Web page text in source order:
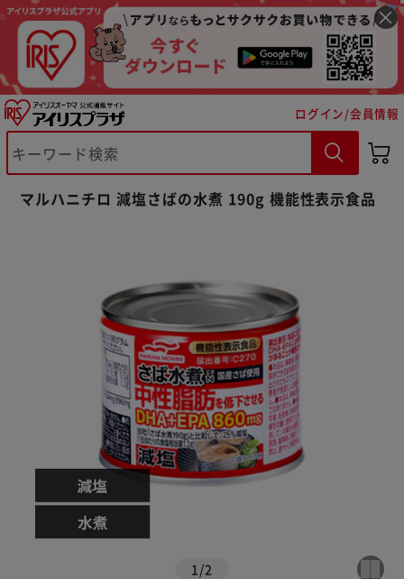
ログイン/会員情報
マルハニチロ 減塩さばの水煮 190g 機能性表示食品
1 /2
※ご確認ください